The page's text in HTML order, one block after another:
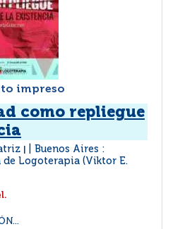
impreso
como repliegue
Buenos Aires :
de Logoterapia (Viktor E.